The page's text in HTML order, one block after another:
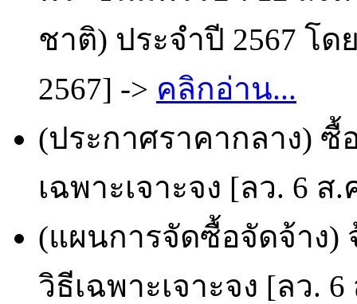
ชาติ) ประจำปี 2567 โด
2567] -> คลิกอ่าน...
(ประกาศราคากลาง)
เฉพาะเจาะจง [ลว. 6 ส
(แผนการจัดซื้อจัดจ้าง)
วิธีเฉพาะเจาะจง [ลว.